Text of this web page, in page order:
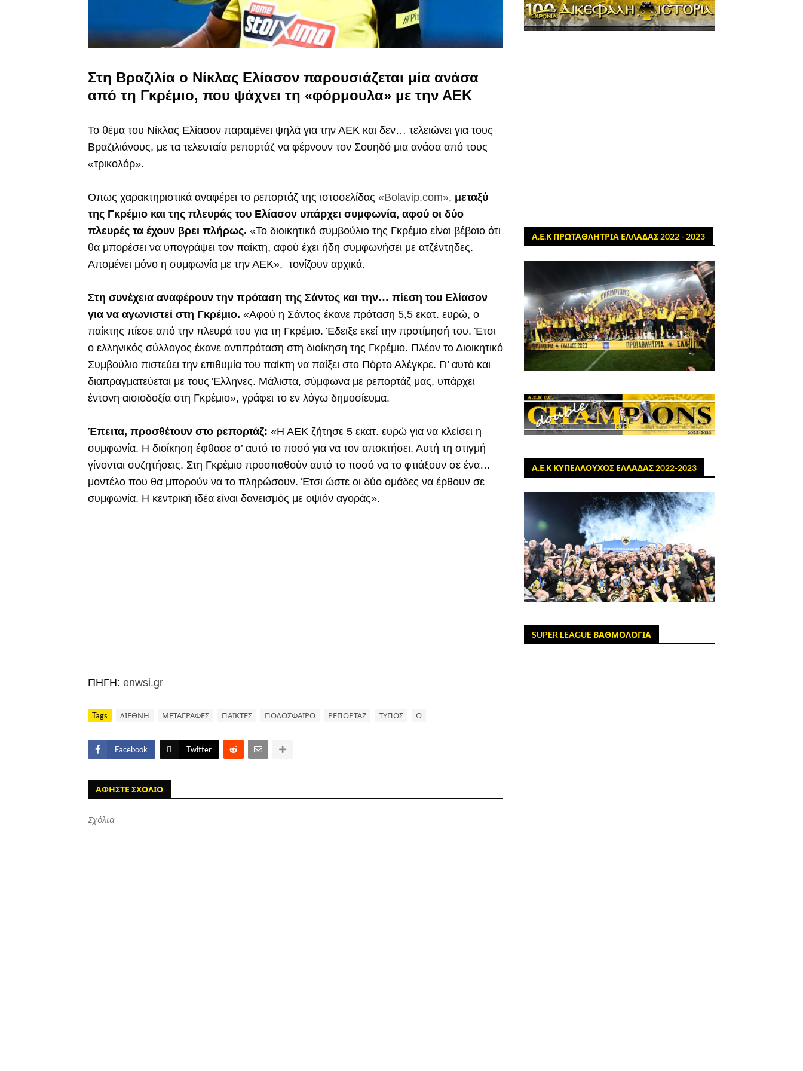
Στη Βραζιλία ο Νίκλας Ελίασον παρουσιάζεται μία ανάσα
από τη Γκρέμιο, που ψάχνει τη «φόρμουλα» με την ΑΕΚ
Το θέμα του Νίκλας Ελίασον παραμένει ψηλά για την ΑΕΚ και δεν… τελειώνει για τους
Βραζιλιάνους, με τα τελευταία ρεπορτάζ να φέρνουν τον Σουηδό μια ανάσα από τους
«τρικολόρ».
Όπως χαρακτηριστικά αναφέρει το ρεπορτάζ της ιστοσελίδας «Bolavip.com», μεταξύ
της Γκρέμιο και της πλευράς του Ελίασον υπάρχει συμφωνία, αφού οι δύο
πλευρές τα έχουν βρει πλήρως. «Το διοικητικό συμβούλιο της Γκρέμιο είναι βέβαιο ότι
θα μπορέσει να υπογράψει τον παίκτη, αφού έχει ήδη συμφωνήσει με ατζέντηδες.
Απομένει μόνο η συμφωνία με την ΑΕΚ», τονίζουν αρχικά.
Στη συνέχεια αναφέρουν την πρόταση της Σάντος και την… πίεση του Ελίασον
για να αγωνιστεί στη Γκρέμιο. «Αφού η Σάντος έκανε πρόταση 5,5 εκατ. ευρώ, ο
παίκτης πίεσε από την πλευρά του για τη Γκρέμιο. Έδειξε εκεί την προτίμησή του. Έτσι
ο ελληνικός σύλλογος έκανε αντιπρόταση στη διοίκηση της Γκρέμιο. Πλέον το Διοικητικό
Συμβούλιο πιστεύει την επιθυμία του παίκτη να παίξει στο Πόρτο Αλέγκρε. Γι’ αυτό και
διαπραγματεύεται με τους Έλληνες. Μάλιστα, σύμφωνα με ρεπορτάζ μας, υπάρχει
έντονη αισιοδοξία στη Γκρέμιο», γράφει το εν λόγω δημοσίευμα.
Έπειτα, προσθέτουν στο ρεπορτάζ: «Η ΑΕΚ ζήτησε 5 εκατ. ευρώ για να κλείσει η
συμφωνία. Η διοίκηση έφθασε σ’ αυτό το ποσό για να τον αποκτήσει. Αυτή τη στιγμή
γίνονται συζητήσεις. Στη Γκρέμιο προσπαθούν αυτό το ποσό να το φτιάξουν σε ένα…
μοντέλο που θα μπορούν να το πληρώσουν. Έτσι ώστε οι δύο ομάδες να έρθουν σε
συμφωνία. Η κεντρική ιδέα είναι δανεισμός με οψιόν αγοράς».
ΠΗΓΗ: enwsi.gr
Tags ΔΙΕΘΝΗ ΜΕΤΑΓΡΑΦΕΣ ΠΑΙΚΤΕΣ ΠΟΔΟΣΦΑΙΡΟ ΡΕΠΟΡΤΑΖ ΤΥΠΟΣ Ω
Facebook Twitter
ΑΦΗΣΤΕ ΣΧΟΛΙΟ
Σχόλια
Α.Ε.Κ ΠΡΩΤΑΘΛΗΤΡΙΑ ΕΛΛΑΔΑΣ 2022 - 2023
Α.Ε.Κ ΚΥΠΕΛΛΟΥΧΟΣ ΕΛΛΑΔΑΣ 2022-2023
SUPER LEAGUE ΒΑΘΜΟΛΟΓΙΑ